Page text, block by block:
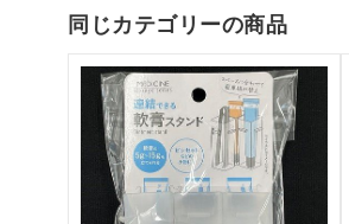
同じカテゴリーの商品